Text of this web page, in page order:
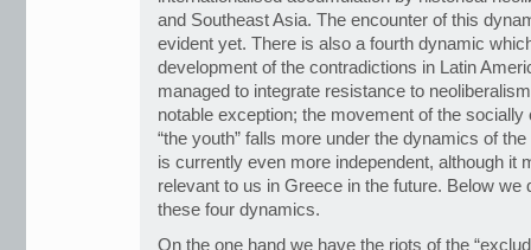
and Southeast Asia. The encounter of this
evident yet. There is also a fourth dynamic
development of the contradictions in Latin
managed to integrate resistance to
notable exception; the movement of the
“the youth” falls more under the dynamics of
is currently even more independent, although it
relevant to us in Greece in the future. Below we
these four dynamics.
On the one hand we have the riots of the